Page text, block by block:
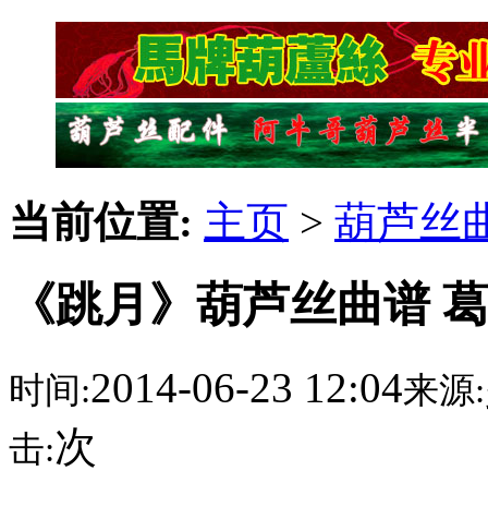
当前位置: 主页 > 葫芦丝
《跳月》葫芦丝曲谱
时间:2014-06-23 12:04来源:
击:次